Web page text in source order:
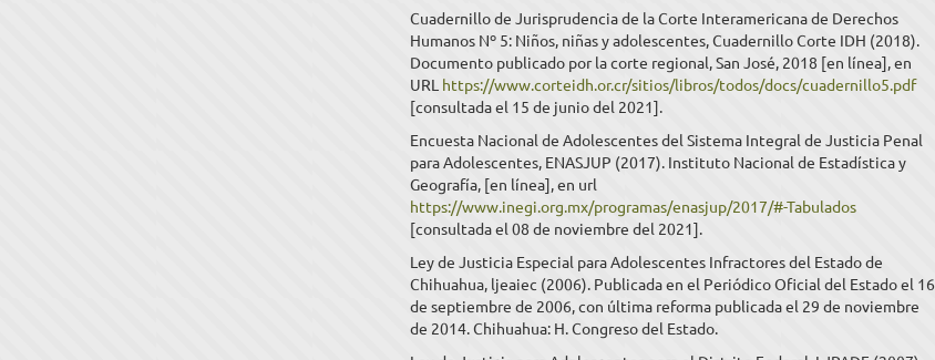
Cuadernillo de Jurisprudencia de la Corte Interamericana de Derechos
Humanos Nº 5: Niños, niñas y adolescentes, Cuadernillo Corte IDH (2018).
Documento publicado por la corte regional, San José, 2018 [en línea], en
URL https://www.corteidh.or.cr/sitios/libros/todos/docs/cuadernillo5.pdf
[consultada el 15 de junio del 2021].
Encuesta Nacional de Adolescentes del Sistema Integral de Justicia Penal
para Adolescentes, ENASJUP (2017). Instituto Nacional de Estadística y
Geografía, [en línea], en url
https://www.inegi.org.mx/programas/enasjup/2017/#-Tabulados
[consultada el 08 de noviembre del 2021].
Ley de Justicia Especial para Adolescentes Infractores del Estado de
Chihuahua, ljeaiec (2006). Publicada en el Periódico Oficial del Estado el 16
de septiembre de 2006, con última reforma publicada el 29 de noviembre
de 2014. Chihuahua: H. Congreso del Estado.